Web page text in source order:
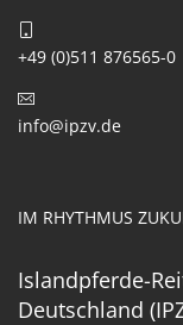
+49 (0)511 876565-0
info@ipzv.de
IM RHYTHMUS
Islandpferde-
Deutschland